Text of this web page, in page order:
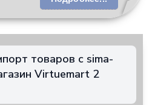
товаров с sima-
в магазин Virtuemart 2